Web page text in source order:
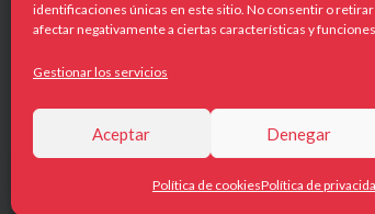
identificaciones únicas en este sitio. No consentir o
afectar negativamente a ciertas características y
Gestionar los servicios
Aceptar Denegar
Política de cookiesPolítica de
+34 619 422 551
info@centanoespectacles.com